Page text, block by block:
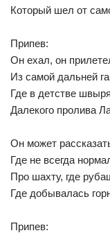
Который шел от
Припев:
Он ехал, он
Из самой дальней
Где в детстве
Далекого пролива
Он может
Где не всегда
Про шахту, где
Где добывалась
Припев: